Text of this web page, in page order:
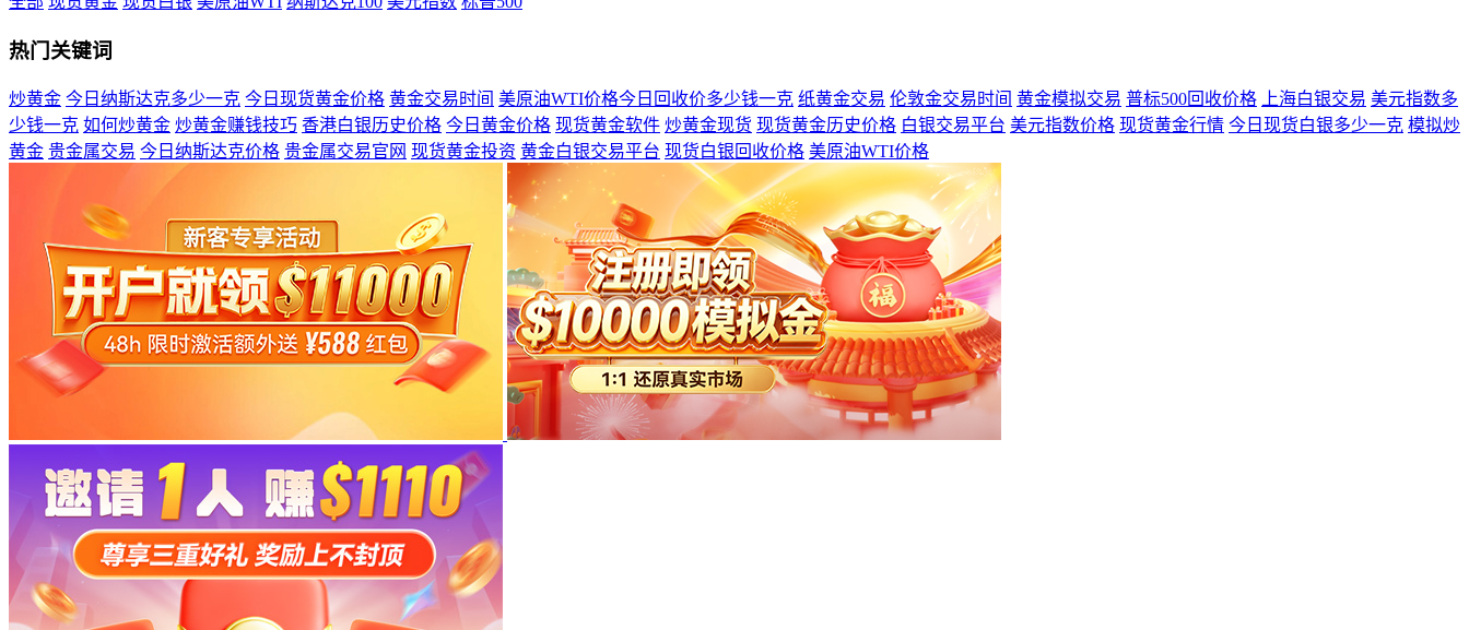
热门关键词
炒黄金 今日纳斯达克多少一克 今日现货黄金价格 黄金交易时间 美原油WTI价格今日回收价多少钱一克 纸黄金交易 伦敦金交易时间 黄金模拟交易 普标500回收价格 上海白银交易 美元指数多
少钱一克 如何炒黄金 炒黄金赚钱技巧 香港白银历史价格 今日黄金价格 现货黄金软件 炒黄金现货 现货黄金历史价格 白银交易平台 美元指数价格 现货黄金行情 今日现货白银多少一克 模拟炒
黄金 贵金属交易 今日纳斯达克价格 贵金属交易官网 现货黄金投资 黄金白银交易平台 现货白银回收价格 美原油WTI价格